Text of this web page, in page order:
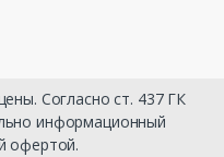
Согласно ст. 437 ГК
информационный
офертой.